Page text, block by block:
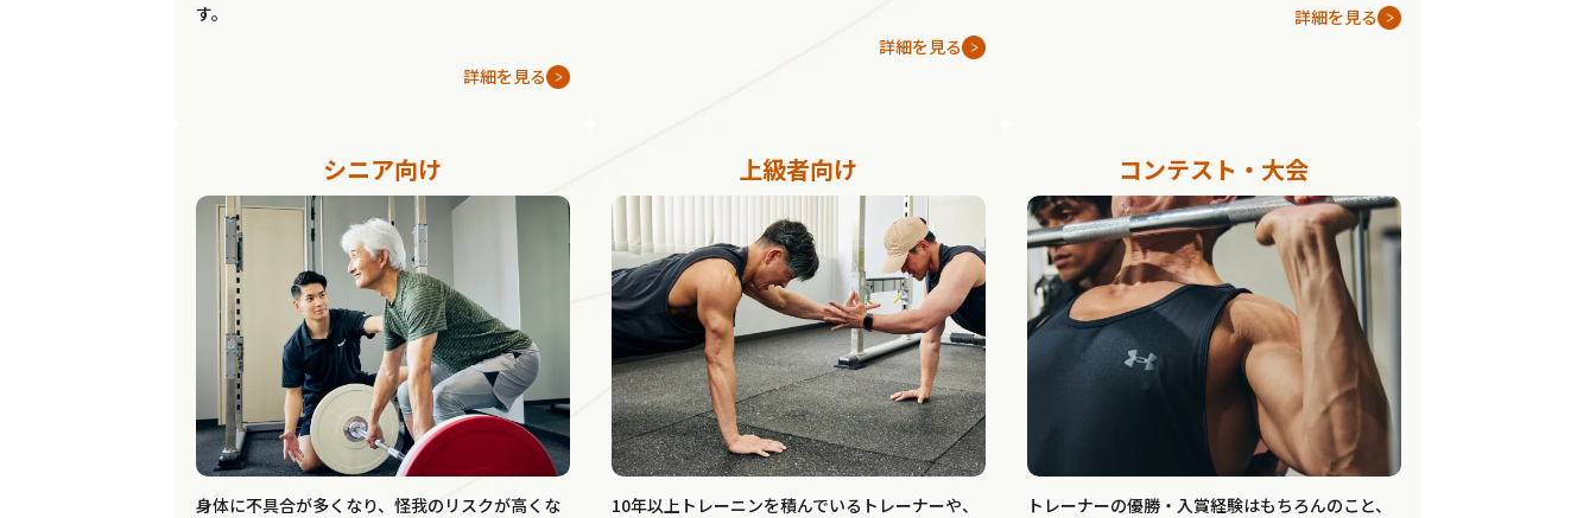
す。
詳細を見る
詳細を見る
詳細を見る
シニア向け
身体に不具合が多くなり、怪我のリスクが高くな
上級者向け
10年以上トレーニンを積んでいるトレーナーや、
コンテスト・大会
トレーナーの優勝・入賞経験はもちろんのこと、